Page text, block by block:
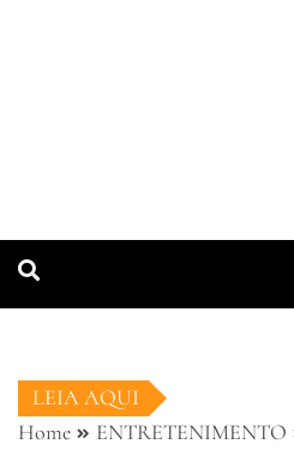
LEIA AQUI
Home
ENTRETENIMENTO